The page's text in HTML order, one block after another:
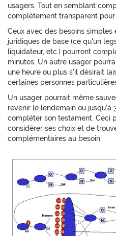
usagers. Tout en semblant
complètement transparent pour
Ceux avec des besoins
juridiques de base (ce qu'un
liquidateur, etc.) pourront
minutes. Un autre usager
une heure ou plus s'il désirait
certaines personnes
Un usager pourrait même
revenir le lendemain ou jusqu'à
compléter son testament. Ceci
considérer ses choix et de
complémentaires au besoin.